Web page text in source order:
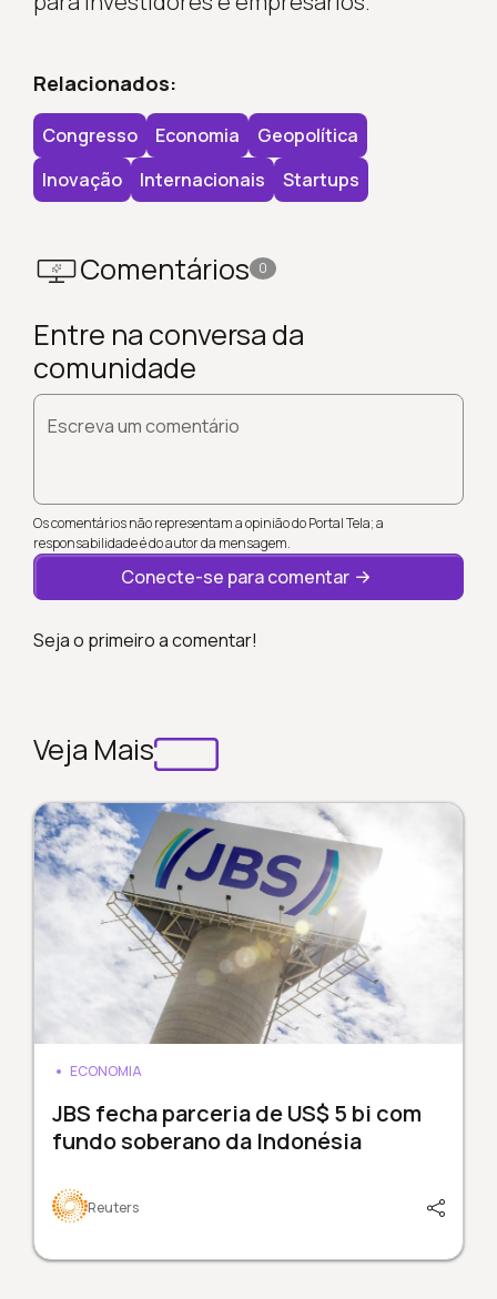
Relacionados:
Congresso Economia
Geopolítica
Inovação
Internacionais Startups
Comentários 0
Entre na conversa da
comunidade
Escreva um comentário
Os comentários não representam a opinião do Portal Tela; a
responsabilidade é do autor da mensagem.
Conecte-se para comentar
Seja o primeiro a comentar!
Veja Mais
ECONOMIA
JBS fecha parceria de US$ 5 bi com
fundo soberano da Indonésia
Reuters